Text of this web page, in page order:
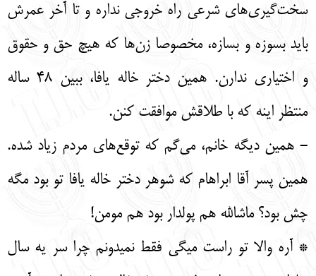
سخت‌گیری‌های شرعی راه خروجی نداره و تا آخر عمرش
باید بسوزه و بسازه، مخصوصا زن‌ها که هیچ حق و حقوق
و اختیاری ندارن. همین دختر خاله یافا، ببین 48 ساله
منتظر اینه که با طلاقش موافقت کنن.
- همین دیگه خانم، می‌گم که توقع‌های مردم زیاد شده.
همین پسر آقا ابراهام که شوهر دختر خاله یافا تو بود مگه
چش بود؟ ماشالله هم پولدار بود هم مومن!
* آره والا تو راست میگی فقط نمیدونم چرا سر یه سال